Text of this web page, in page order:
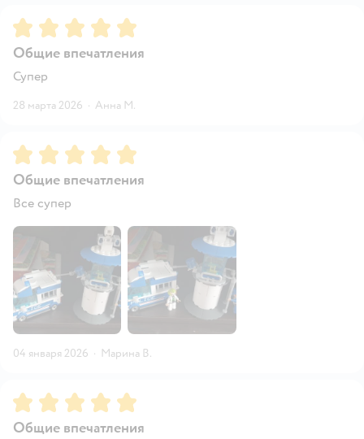
Рейтинг:5
Общие впечатления
Супер
28 марта 2026 · Анна М.
Рейтинг:5
Общие впечатления
Все супер
04 января 2026 · Марина В.
Рейтинг:5
Общие впечатления